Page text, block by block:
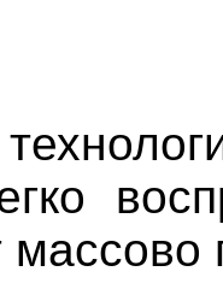
массово